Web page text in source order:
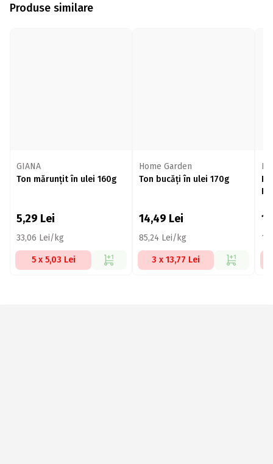
Produse similare
GIANA
Ton mărunțit în ulei 160g
5,29 Lei
33,06 Lei/kg
5 x 5,03 Lei
Home Garden
Ton bucăți în ulei 170g
14,49 Lei
85,24 Lei/kg
3 x 13,77 Lei